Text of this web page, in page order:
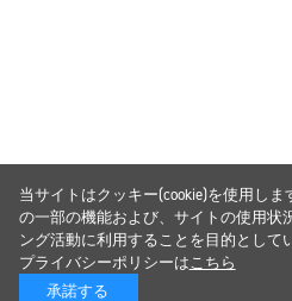
当サイトはクッキー(cookie)を使用し
の一部の機能および、サイトの使用状
ング活動に利用することを目的として
プライバシーポリシーはこちら
承諾する